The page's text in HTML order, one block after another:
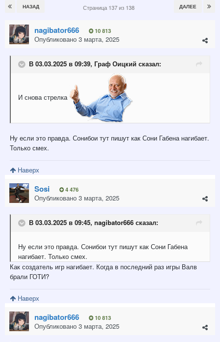
НАЗАД ДАЛЕЕ
Страница 137 из 138
nagibator666 10 813
Опубликовано 3 марта, 2025
В 03.03.2025 в 09:39, Граф Оицкий сказал:
И снова стрелка
Ну если это правда. Сонибои тут пишут как Сони Габена нагибает.
Только смех.
Наверх
Sosi 4 476
Опубликовано 3 марта, 2025
В 03.03.2025 в 09:45, nagibator666 сказал:
Ну если это правда. Сонибои тут пишут как Сони Габена
нагибает. Только смех.
Как создатель игр нагибает. Когда в последний раз игры Валв
брали ГОТИ?
Наверх
nagibator666 10 813
Опубликовано 3 марта, 2025